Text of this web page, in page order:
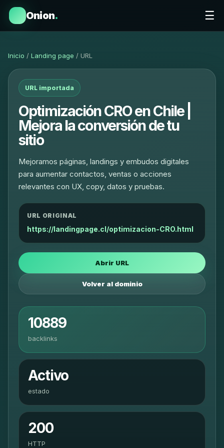
Onion. ☰
Inicio / Landing page / URL
URL importada
Optimización CRO en Chile |
Mejora la conversión de tu
sitio
Mejoramos páginas, landings y embudos digitales
para aumentar contactos, ventas o acciones
relevantes con UX, copy, datos y pruebas.
URL ORIGINAL
https://landingpage.cl/optimizacion-CRO.html
Abrir URL
Volver al dominio
10889
backlinks
Activo
estado
200
HTTP